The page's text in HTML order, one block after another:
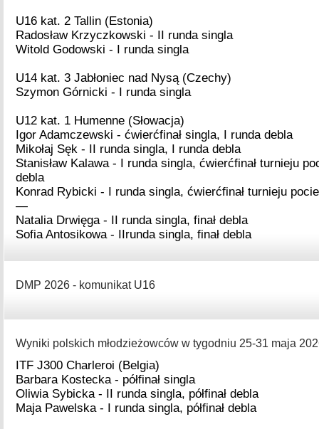
U16 kat. 2 Tallin (Estonia)
Radosław Krzyczkowski - II runda singla
Witold Godowski - I runda singla
U14 kat. 3 Jabłoniec nad Nysą (Czechy)
Szymon Górnicki - I runda singla
U12 kat. 1 Humenne (Słowacja)
Igor Adamczewski - ćwierćfinał singla, I runda debla
Mikołaj Sęk - II runda singla, I runda debla
Stanisław Kalawa - I runda singla, ćwierćfinał turnieju
debla
Konrad Rybicki - I runda singla, ćwierćfinał turnieju
—
Natalia Drwięga - II runda singla, finał debla
Sofia Antosikowa - IIrunda singla, finał debla
DMP 2026 - komunikat U16
Wyniki polskich młodzieżowców w tygodniu 25-31 maja
ITF J300 Charleroi (Belgia)
Barbara Kostecka - półfinał singla
Oliwia Sybicka - II runda singla, półfinał debla
Maja Pawelska - I runda singla, półfinał debla